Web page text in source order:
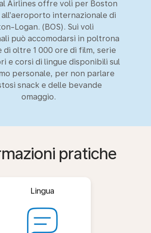
Airlines offre voli per Boston
internazionale di
Logan. (BOS). Sui voli
può accomodarsi in poltrona
di oltre 1 000 ore di film, serie
e corsi di lingue disponibili sul
personale, per non parlare
snack e delle bevande
omaggio.
pratiche
Lingua